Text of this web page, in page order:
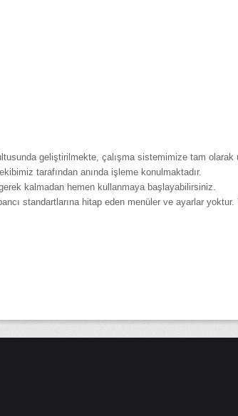
geliştirilmekte, çalışma sistemimize tam olarak
tarafından anında işleme konulmaktadır.
kalmadan hemen kullanmaya başlayabilirsiniz.
standartlarına hitap eden menüler ve ayarlar yoktur.